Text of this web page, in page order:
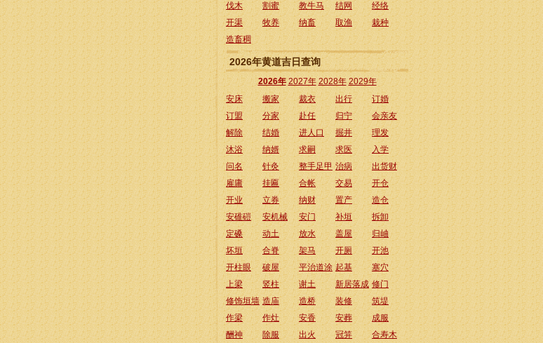
伐木
割蜜 教牛马 结网
经络
开渠
牧养 纳畜 取渔
栽种
造畜稠
2026年黄道吉日查询
2026年 2027年 2028年 2029年
安床
搬家 裁衣 出行
订婚
订盟
分家 赴任 归宁
会亲友
解除
结婚 进人口 掘井
理发
沐浴
纳婿 求嗣 求医
入学
问名
针灸 整手足甲 治病
出货财
雇庸
挂匾 合帐 交易
开仓
开业
立券 纳财 置产
造仓
安碓磑
安机械 安门 补垣
拆卸
定磉
动土 放水 盖屋
归岫
坏垣
合脊 架马 开厕
开池
开柱眼
破屋 平治道涂 起基
塞穴
上梁
竖柱 谢土 新居落成 修门
修饰垣墙 造庙 造桥 装修
筑堤
作梁
作灶 安香 安葬
成服
酬神
除服 出火 冠笄 合寿木